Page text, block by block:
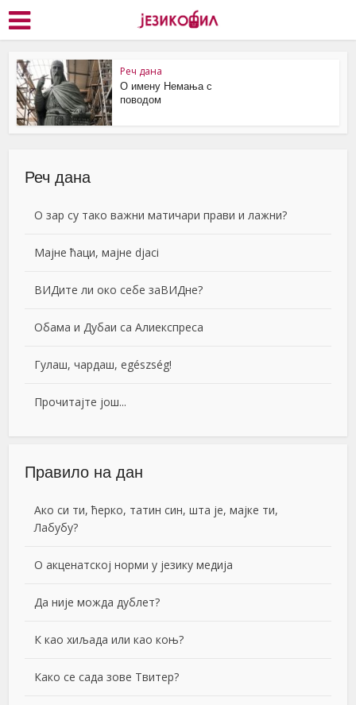
Реч дана
О имену Немања с
поводом
Реч дана
О зар су тако важни матичари прави и лажни?
Мајне ћаци, мајне djaci
ВИДите ли око себе заВИДне?
Обама и Дубаи са Алиекспреса
Гулаш, чардаш, egészség!
Прочитајте још...
Правило на дан
Ако си ти, ћерко, татин син, шта је, мајке ти,
Лабубу?
О акценатској норми у језику медија
Да није можда дублет?
К као хиљада или као коњ?
Како се сада зове Твитер?